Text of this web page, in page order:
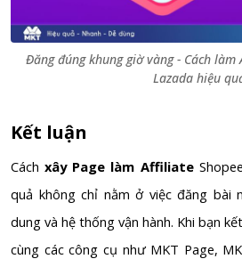
Đăng đúng khung giờ vàng - Cách làm
Lazada hiệu
Kết luận
Cáchxây Page làm Affiliate
quả không chỉ nằm ở việc đăng bài
dung và hệ thống vận hành. Khi bạn
cùng các công cụ như MKT Page,